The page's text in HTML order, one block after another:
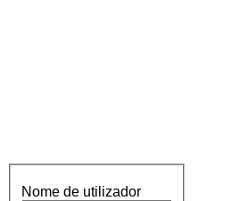
Nome de utilizador